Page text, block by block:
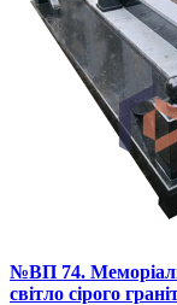
№ВП 74.
світло сірого